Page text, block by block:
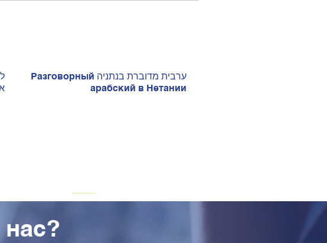
ערבית מדוברת בנתניה Разговорный
арабский в Нетании
нас?